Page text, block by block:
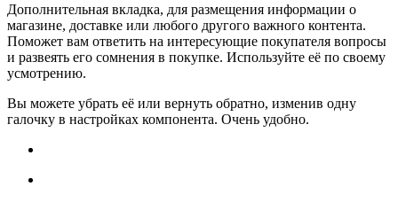
Дополнительная вкладка, для размещения информации о
магазине, доставке или любого другого важного контента.
Поможет вам ответить на интересующие покупателя вопросы
и развеять его сомнения в покупке. Используйте её по своему
усмотрению.
Вы можете убрать её или вернуть обратно, изменив одну
галочку в настройках компонента. Очень удобно.